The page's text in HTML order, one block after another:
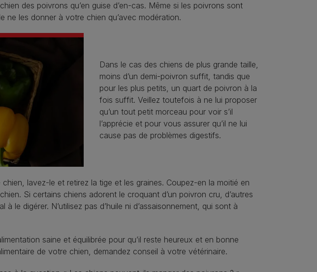
des poivrons qu’en guise d’en-cas. Même si les poivrons sont
ne les donner à votre chien qu’avec modération.
Dans le cas des chiens de plus grande taille,
moins d’un demi-poivron suffit, tandis que
pour les plus petits, un quart de poivron à la
fois suffit. Veillez toutefois à ne lui proposer
qu’un tout petit morceau pour voir s’il
l’apprécie et pour vous assurer qu’il ne lui
cause pas de problèmes digestifs.
lavez-le et retirez la tige et les graines. Coupez-en la moitié en
Si certains chiens adorent le croquant d’un poivron cru, d’autres
à le digérer. N’utilisez pas d’huile ni d’assaisonnement, qui sont à
saine et équilibrée pour qu’il reste heureux et en bonne
de votre chien, demandez conseil à votre vétérinaire.